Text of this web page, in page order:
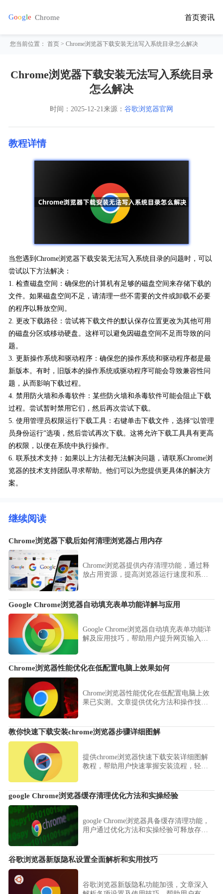
首页资讯
您当前位置：首页 > Chrome浏览器下载安装无法写入系统目录怎么解决
Chrome浏览器下载安装无法写入系统目录
怎么解决
时间： 2025-12-21来源： 谷歌浏览器官网
教程详情
当您遇到Chrome浏览器下载安装无法写入系统目录的问题时，可以
尝试以下方法解决：
1. 检查磁盘空间：确保您的计算机有足够的磁盘空间来存储下载的
文件。如果磁盘空间不足，请清理一些不需要的文件或卸载不必要
的程序以释放空间。
2. 更改下载路径：尝试将下载文件的默认保存位置更改为其他可用
的磁盘分区或移动硬盘。这样可以避免因磁盘空间不足而导致的问
题。
3. 更新操作系统和驱动程序：确保您的操作系统和驱动程序都是最
新版本。有时，旧版本的操作系统或驱动程序可能会导致兼容性问
题，从而影响下载过程。
4. 禁用防火墙和杀毒软件：某些防火墙和杀毒软件可能会阻止下载
过程。尝试暂时禁用它们，然后再次尝试下载。
5. 使用管理员权限运行下载工具：右键单击下载文件，选择“以管理
员身份运行”选项，然后尝试再次下载。这将允许下载工具具有更高
的权限，以便在系统中执行操作。
6. 联系技术支持：如果以上方法都无法解决问题，请联系Chrome浏
览器的技术支持团队寻求帮助。他们可以为您提供更具体的解决方
案。
继续阅读
Chrome浏览器下载后如何清理浏览器占用内存
Chrome浏览器提供内存清理功能，通过释
放占用资源，提高浏览器运行速度和系统
Google Chrome浏览器自动填充表单功能详解与应用
Google Chrome浏览器自动填充表单功能详
解及应用技巧，帮助用户提升网页输入效
Chrome浏览器性能优化在低配置电脑上效果如何
Chrome浏览器性能优化在低配置电脑上效
果已实测。文章提供优化方法和操作技
教你快速下载安装chrome浏览器步骤详细图解
提供chrome浏览器快速下载安装详细图解
教程，帮助用户快速掌握安装流程，轻松
google Chrome浏览器缓存清理优化方法和实操经验
google Chrome浏览器具备缓存清理功能，
用户通过优化方法和实操经验可释放存储
谷歌浏览器新版隐私设置全面解析和实用技巧
谷歌浏览器新版隐私功能加强，文章深入